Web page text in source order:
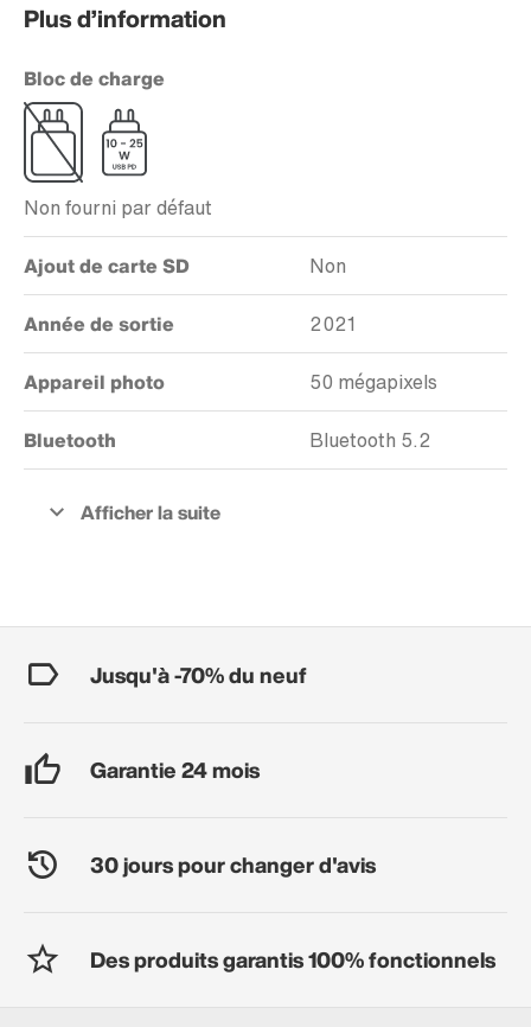
Plus d’information
Bloc de charge
Non fourni par défaut
Ajout de carte SD Non
Année de sortie 2021
Appareil photo 50 mégapixels
Bluetooth Bluetooth 5.2
Jusqu'à -70% du neuf
Garantie 24 mois
30 jours pour changer d'avis
Des produits garantis 100% fonctionnels